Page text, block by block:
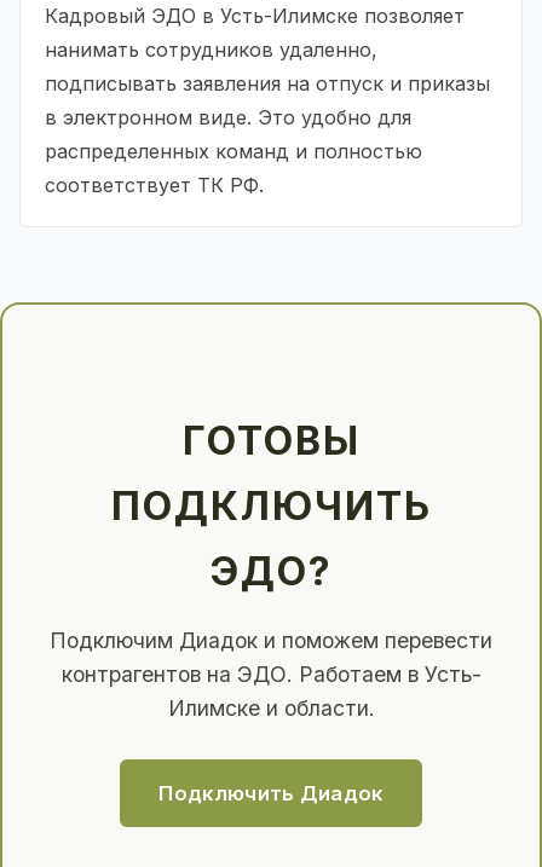
Кадровый ЭДО в Усть-Илимске позволяет
нанимать сотрудников удаленно,
подписывать заявления на отпуск и приказы
в электронном виде. Это удобно для
распределенных команд и полностью
соответствует ТК РФ.
ГОТОВЫ
ПОДКЛЮЧИТЬ
ЭДО?
Подключим Диадок и поможем перевести
контрагентов на ЭДО. Работаем в Усть-
Илимске и области.
Подключить Диадок